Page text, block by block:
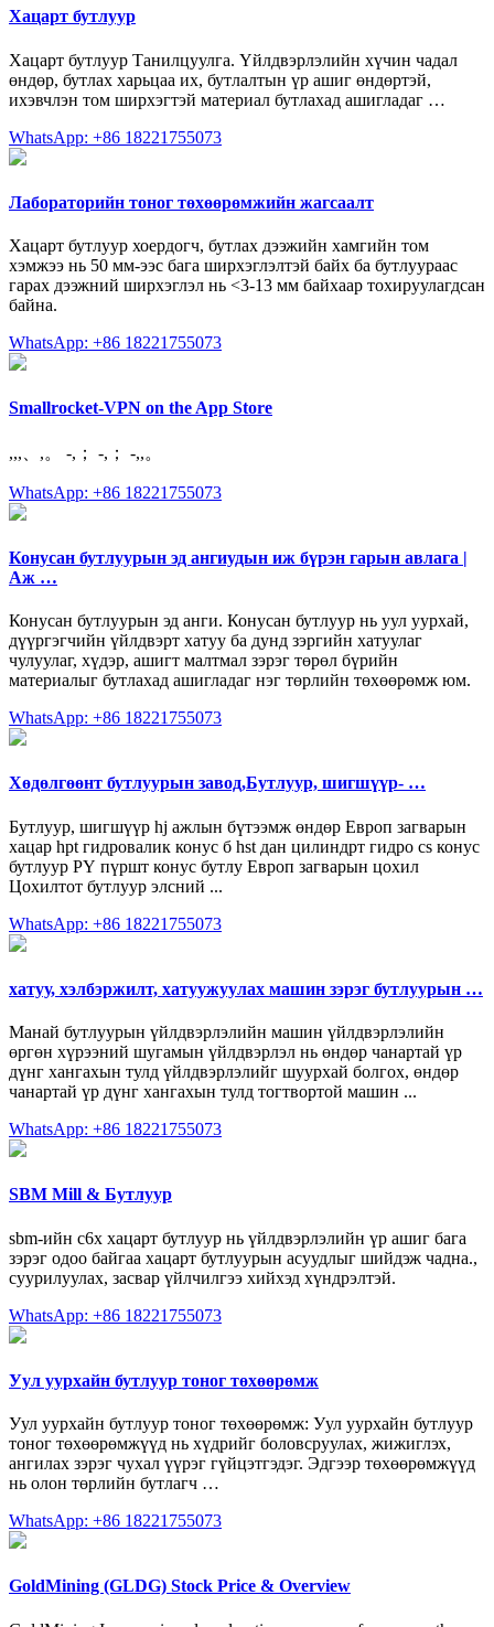
Хацарт бутлуур
Хацарт бутлуур Танилцуулга. Үйлдвэрлэлийн хүчин чадал
өндөр, бутлах харьцаа их, бутлалтын үр ашиг өндөртэй,
ихэвчлэн том ширхэгтэй материал бутлахад ашигладаг …
WhatsApp: +86 18221755073
Лабораторийн тоног төхөөрөмжийн жагсаалт
Хацарт бутлуур хоердогч, бутлах дээжийн хамгийн том
хэмжээ нь 50 мм-ээс бага ширхэглэлтэй байх ба бутлуураас
гарах дээжний ширхэглэл нь <3-13 мм байхаар тохируулагдсан
байна.
WhatsApp: +86 18221755073
‎Smallrocket-VPN on the App Store
,,,、,。 -,； -,； -,,。
WhatsApp: +86 18221755073
Конусан бутлуурын эд ангиудын иж бүрэн гарын авлага |
Аж …
Конусан бутлуурын эд анги. Конусан бутлуур нь уул уурхай,
дүүргэгчийн үйлдвэрт хатуу ба дунд зэргийн хатуулаг
чулуулаг, хүдэр, ашигт малтмал зэрэг төрөл бүрийн
материалыг бутлахад ашигладаг нэг төрлийн төхөөрөмж юм.
WhatsApp: +86 18221755073
Хөдөлгөөнт бутлуурын завод,Бутлуур, шигшүүр- …
Бутлуур, шигшүүр hj ажлын бүтээмж өндөр Европ загварын
хацар hpt гидровалик конус б hst дан цилиндрт гидро cs конус
бутлуур РҮ пүршт конус бутлу Европ загварын цохил
Цохилтот бутлуур элсний ...
WhatsApp: +86 18221755073
хатуу, хэлбэржилт, хатуужуулах машин зэрэг бутлуурын …
Манай бутлуурын үйлдвэрлэлийн машин үйлдвэрлэлийн
өргөн хүрээний шугамын үйлдвэрлэл нь өндөр чанартай үр
дүнг хангахын тулд үйлдвэрлэлийг шуурхай болгох, өндөр
чанартай үр дүнг хангахын тулд тогтвортой машин ...
WhatsApp: +86 18221755073
SBM Mill & Бутлуур
sbm-ийн c6x хацарт бутлуур нь үйлдвэрлэлийн үр ашиг бага
зэрэг одоо байгаа хацарт бутлуурын асуудлыг шийдэж чадна.,
суурилуулах, засвар үйлчилгээ хийхэд хүндрэлтэй.
WhatsApp: +86 18221755073
Уул уурхайн бутлуур тоног төхөөрөмж
Уул уурхайн бутлуур тоног төхөөрөмж: Уул уурхайн бутлуур
тоног төхөөрөмжүүд нь хүдрийг боловсруулах, жижиглэх,
ангилах зэрэг чухал үүрэг гүйцэтгэдэг. Эдгээр төхөөрөмжүүд
нь олон төрлийн бутлагч …
WhatsApp: +86 18221755073
GoldMining (GLDG) Stock Price & Overview